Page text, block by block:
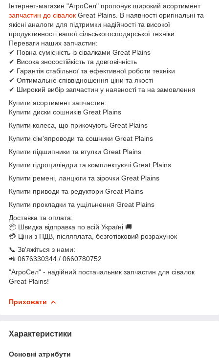
Інтернет-магазин "АгроСел" пропонує широкий асортимент
запчастин до сівалок Great Plains. В наявності оригінальні та
якісні аналоги для підтримки надійності та високої
продуктивності вашої сільськогосподарської техніки.
Переваги наших запчастин:
✔ Повна сумісність із сівалками Great Plains
✔ Висока зносостійкість та довговічність
✔ Гарантія стабільної та ефективної роботи техніки
✔ Оптимальне співвідношення ціни та якості
✔ Широкий вибір запчастин у наявності та на замовлення
Купити асортимент запчастин:
Купити диски сошників Great Plains
Купити колеса, що прикочують Great Plains
Купити сім'япроводи та сошники Great Plains
Купити підшипники та втулки Great Plains
Купити гідроциліндри та комплектуючі Great Plains
Купити ремені, ланцюги та зірочки Great Plains
Купити приводи та редуктори Great Plains
Купити прокладки та ущільнення Great Plains
Доставка та оплата:
📦 Швидка відправка по всій Україні 🚚
💳 Ціни з ПДВ, післяплата, безготівковий розрахунок
📞 Зв'яжіться з нами:
📲 0676330344 / 0660780752
"АгроСел" - надійний постачальник запчастин для сівалок
Great Plains!
Приховати
Характеристики
Основні атрибути